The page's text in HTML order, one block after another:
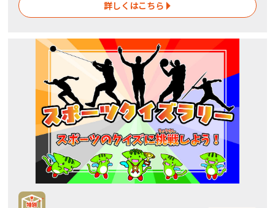
詳しくはこちら